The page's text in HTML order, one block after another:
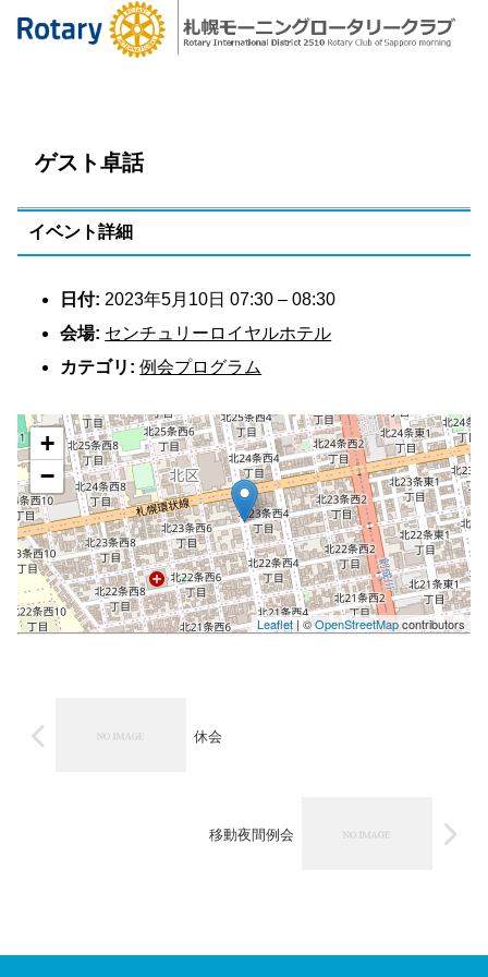
ゲスト卓話
イベント詳細
日付: 2023年5月10日 07:30 –08:30
会場: センチュリーロイヤルホテル
カテゴリ: 例会プログラム
+
−
Leaflet| ©OpenStreetMapcontributors
休会
移動夜間例会